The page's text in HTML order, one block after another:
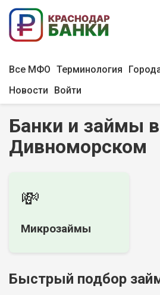
Все МФО Терминология
Новости
Войти
Банки и займы в
Дивноморском
💸
Микрозаймы
Быстрый подбор